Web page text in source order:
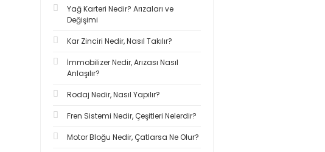
Yağ Karteri Nedir? Arızaları ve
Değişimi
Kar Zinciri Nedir, Nasıl Takılır?
İmmobilizer Nedir, Arızası Nasıl
Anlaşılır?
Rodaj Nedir, Nasıl Yapılır?
Fren Sistemi Nedir, Çeşitleri Nelerdir?
Motor Bloğu Nedir, Çatlarsa Ne Olur?